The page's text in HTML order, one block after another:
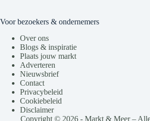
Voor bezoekers & ondernemers
Over ons
Blogs & inspiratie
Plaats jouw markt
Adverteren
Nieuwsbrief
Contact
Privacybeleid
Cookiebeleid
Disclaimer
Copyright © 2026 - Markt & Meer –